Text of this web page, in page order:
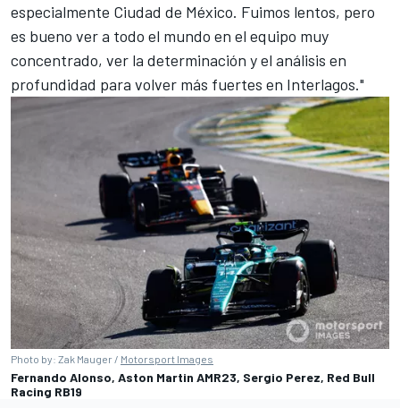
especialmente Ciudad de México. Fuimos lentos, pero
es bueno ver a todo el mundo en el equipo muy
concentrado, ver la determinación y el análisis en
profundidad para volver más fuertes en Interlagos."
Photo by: Zak Mauger / Motorsport Images
Fernando Alonso, Aston Martin AMR23, Sergio Perez, Red Bull
Racing RB19